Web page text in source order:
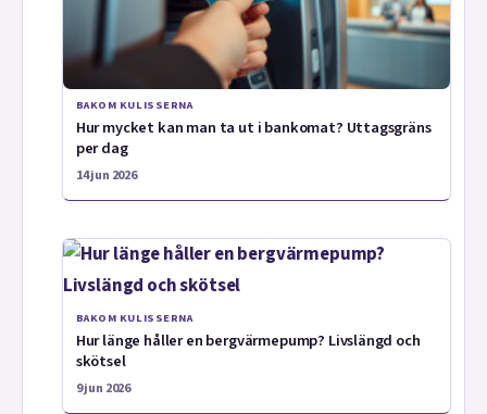
BAKOM KULISSERNA
Hur mycket kan man ta ut i bankomat? Uttagsgräns
per dag
14 jun 2026
BAKOM KULISSERNA
Hur länge håller en bergvärmepump? Livslängd och
skötsel
9 jun 2026